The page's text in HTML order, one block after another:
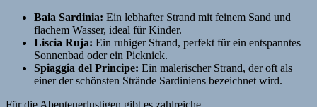
Baia Sardinia: Ein lebhafter Strand mit feinem Sand und
flachem Wasser, ideal für Kinder.
Liscia Ruja: Ein ruhiger Strand, perfekt für ein entspanntes
Sonnenbad oder ein Picknick.
Spiaggia del Principe: Ein malerischer Strand, der oft als
einer der schönsten Strände Sardiniens bezeichnet wird.
Für die Abenteuerlustigen gibt es zahlreiche